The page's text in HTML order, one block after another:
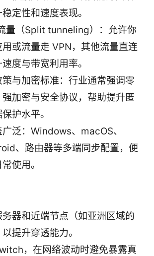
定性和速度表现。
量（Split tunneling）：允许你
用或流量走 VPN，其他流量直连
度与带宽利用率。
与加密标准：行业通常强调零
强加密与安全协议，帮助提升匿
护水平。
泛：Windows、macOS、
、路由器等多端同步配置，便
使用。
器和近端节点（如亚洲区域的
提升穿透能力。
，在网络波动时避免暴露真